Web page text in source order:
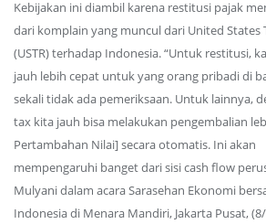
Kebijakan ini diambil karena restitusi pajak
dari komplain yang muncul dari United States
(USTR) terhadap Indonesia. “Untuk restitusi,
jauh lebih cepat untuk yang orang pribadi di
sekali tidak ada pemeriksaan. Untuk lainnya,
tax kita jauh bisa melakukan pengembalian
Pertambahan Nilai] secara otomatis. Ini akan
mempengaruhi banget dari sisi cash flow
Mulyani dalam acara Sarasehan Ekonomi
Indonesia di Menara Mandiri, Jakarta Pusat,